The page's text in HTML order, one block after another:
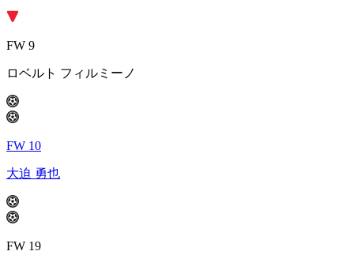
FW 9
ロベルト フィルミーノ
FW 10
大迫 勇也
FW 19